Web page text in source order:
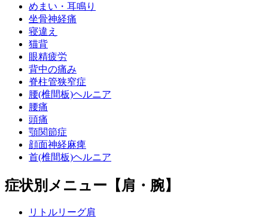
めまい・耳鳴り
坐骨神経痛
寝違え
猫背
眼精疲労
背中の痛み
脊柱管狭窄症
腰(椎間板)ヘルニア
腰痛
頭痛
顎関節症
顔面神経麻痺
首(椎間板)ヘルニア
症状別メニュー【肩・腕】
リトルリーグ肩